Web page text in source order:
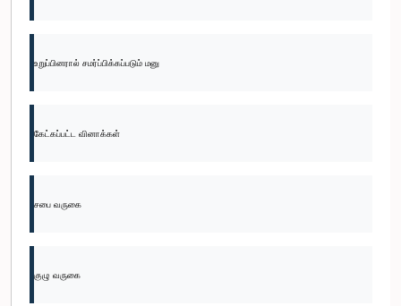
உறுப்பினரால் சமர்ப்பிக்கப்படும் மனு
கேட்கப்பட்ட வினாக்கள்
சபை வருகை
குழு வருகை